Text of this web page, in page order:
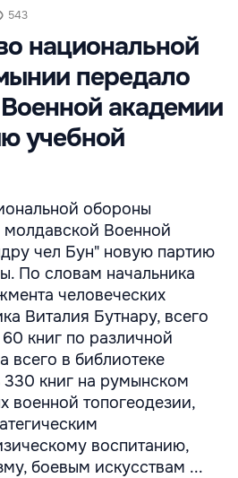
543
национальной
передало
академии
учебной
обороны
Военной
чел Бун" новую партию
По словам начальника
человеческих
Виталия Бутнару, всего
книг по различной
всего в библиотеке
книг на румынском
военной топогеодезии,
воспитанию,
боевым искусствам ...